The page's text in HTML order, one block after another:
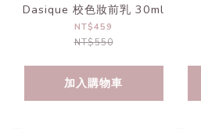
Dasique 校色妝前乳 30ml
NT$459
NT$550
加入購物車